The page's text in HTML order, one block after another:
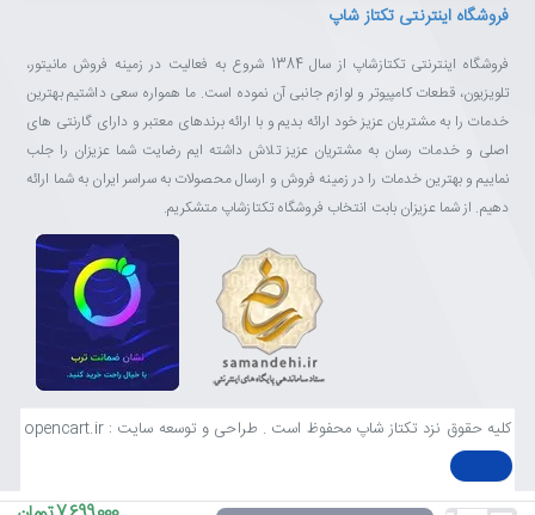
فروشگاه اینترنتی تکتاز شاپ
فروشگاه اینترنتی تکتازشاپ از سال 1384 شروع به فعالیت در زمینه فروش مانیتور،
تلویزیون، قطعات کامپیوتر و لوازم جانبی آن نموده است. ما همواره سعی داشتیم بهترین
خدمات را به مشتریان عزیز خود ارائه بدیم و با ارائه برندهای معتبر و دارای گارنتی های
اصلی و خدمات رسان به مشتریان عزیز تلاش داشته ایم رضایت شما عزیزان را جلب
نماییم و بهترین خدمات را در زمینه فروش و ارسال محصولات به سراسر ایران به شما ارائه
دهیم. از شما عزیزان بابت انتخاب فروشگاه تکتازشاپ متشکریم.
کلیه حقوق نزد تکتاز شاپ محفوظ است . طراحی و توسعه سایت : opencart.ir